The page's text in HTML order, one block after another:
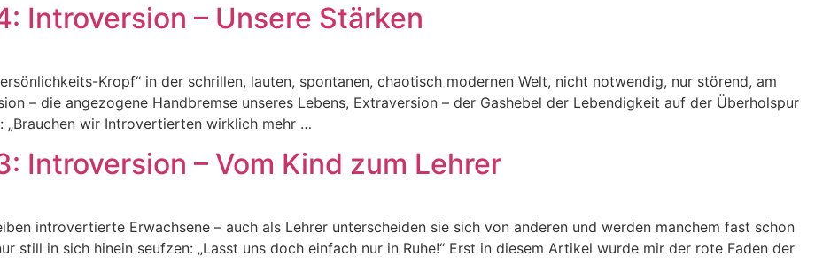
Introversion – Unsere Stärken
Kropf“ in der schrillen, lauten, spontanen, chaotisch modernen Welt, nicht notwendig, nur störend, am
– die angezogene Handbremse unseres Lebens, Extraversion – der Gashebel der Lebendigkeit auf der Überholspur
„Brauchen wir Introvertierten wirklich mehr …
Introversion – Vom Kind zum Lehrer
introvertierte Erwachsene – auch als Lehrer unterscheiden sie sich von anderen und werden manchem fast schon
still in sich hinein seufzen: „Lasst uns doch einfach nur in Ruhe!“ Erst in diesem Artikel wurde mir der rote Faden der